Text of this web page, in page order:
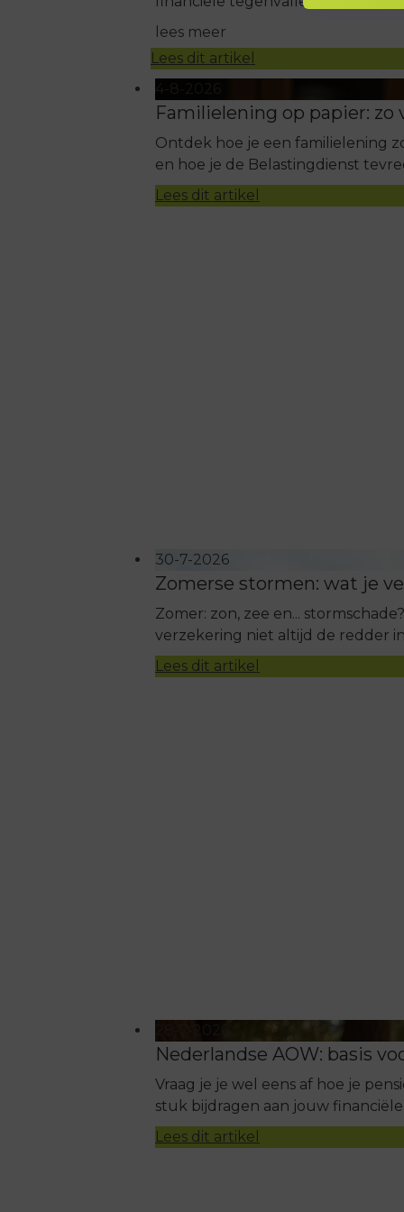
lees meer
Lees dit artikel
Familielening op papier:
Ontdek hoe je een familielening
en hoe je de Belastingdienst
Lees dit artikel
30-7-2026
Zomerse stormen: wat je
Zomer: zon, zee en...
verzekering niet altijd de redder
Lees dit artikel
Nederlandse AOW: basis
Vraag je je wel eens af hoe je
stuk bijdragen aan jouw
Lees dit artikel